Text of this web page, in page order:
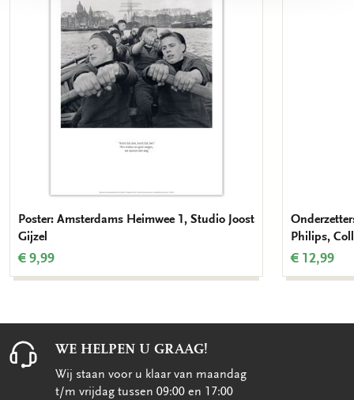
Poster: Amsterdams Heimwee 1, Studio Joost
Gijzel
€ 9,99
Philips,
€ 12,99
WE HELPEN U GRAAG!
Wij staan voor u klaar van maandag
t/m vrijdag tussen 09:00 en 17:00